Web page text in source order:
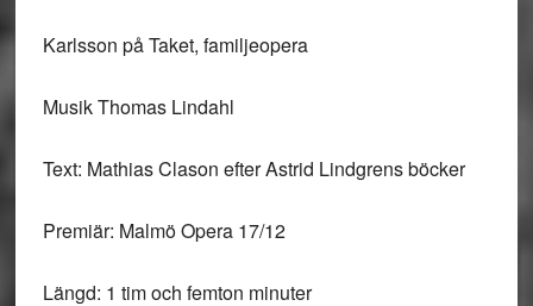
Karlsson på Taket, familjeopera
Musik Thomas Lindahl
Text: Mathias Clason efter Astrid Lindgrens böcker
Premiär: Malmö Opera 17/12
Längd: 1 tim och femton minuter